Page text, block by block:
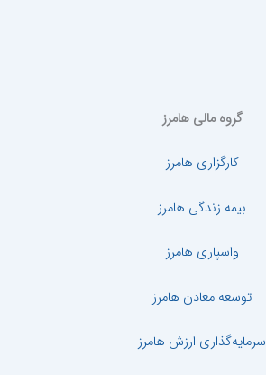
گروه مالی هامرز
کارگزاری هامرز
بیمه زندگی هامرز
واسپاری هامرز
توسعه معادن هامرز
سرمایه‌گذاری ارزش هامرز